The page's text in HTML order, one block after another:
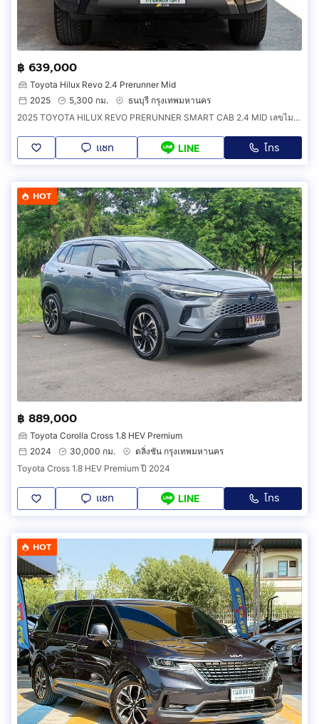
฿ 639,000
Toyota Hilux Revo 2.4 Prerunner Mid
2025
5,300 กม.
ธนบุรี กรุงเทพมหานคร
2025 TOYOTA HILUX REVO PRERUNNER SMART CAB 2.4 MID เลขไมล์5,300กิโลแท้ รถบ้าน มือเดียว สภาพใหม่มาก ไม่เคยชน
แชท LINE โทร
HOT
฿ 889,000
Toyota Corolla Cross 1.8 HEV Premium
2024
30,000 กม.
ตลิ่งชัน กรุงเทพมหานคร
Toyota Cross 1.8 HEV Premium ปี 2024
แชท LINE โทร
HOT